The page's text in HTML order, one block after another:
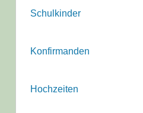
Schulkinder
Konfirmanden
Hochzeiten